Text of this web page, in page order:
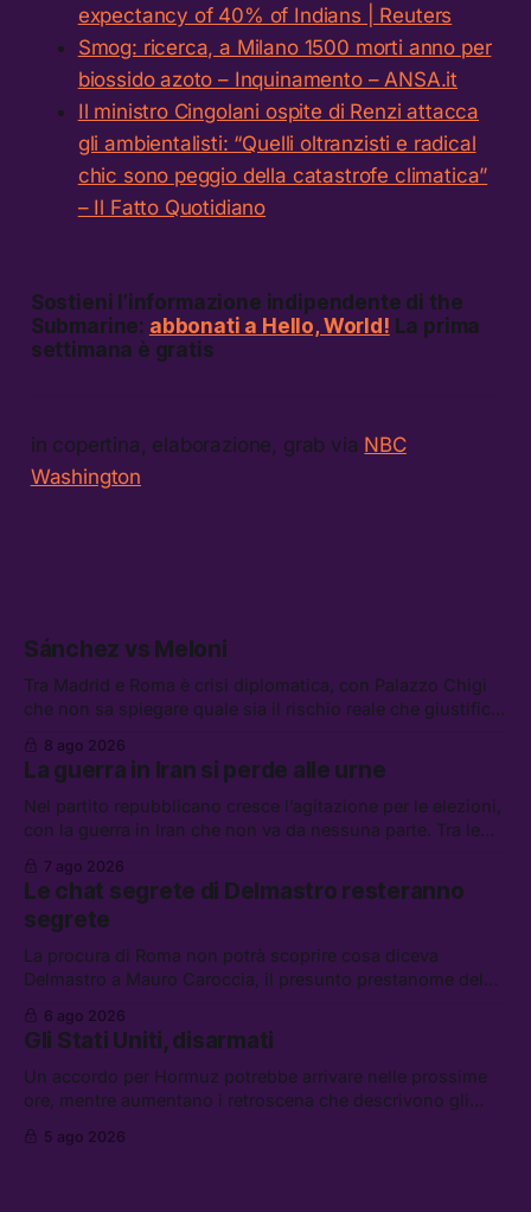
expectancy of 40% of Indians | Reuters
Smog: ricerca, a Milano 1500 morti anno per
biossido azoto – Inquinamento – ANSA.it
Il ministro Cingolani ospite di Renzi attacca
gli ambientalisti: “Quelli oltranzisti e radical
chic sono peggio della catastrofe climatica”
– Il Fatto Quotidiano
Sostieni l’informazione indipendente di the
Submarine: abbonati a Hello, World! La prima
settimana è gratis
in copertina, elaborazione, grab via NBC
Washington
Sánchez vs Meloni
Tra Madrid e Roma è crisi diplomatica, con Palazzo Chigi
che non sa spiegare quale sia il rischio reale che giustifica
di difesa tra Arabia Saudita, Pakistan e Turchia, la crisi del
carburante irregolare, e un altro caso di IA ribelle
8 ago 2026
La guerra in Iran si perde alle urne
Nel partito repubblicano cresce l’agitazione per le elezioni,
con la guerra in Iran che non va da nessuna parte. Tra le
lavoro, Schlein prova a mettere in sicurezza la coalizione, e
che cos’è lo “Spiralismo,” la religione degli agenti IA
7 ago 2026
Le chat segrete di Delmastro resteranno
segrete
La procura di Roma non potrà scoprire cosa diceva
Delmastro a Mauro Caroccia, il presunto prestanome del
attacchi in Libano, il governo chiederà 36 miliardi di
flessibilità in armi e energia, e Grokipedia è già stata
abbandonata
6 ago 2026
Gli Stati Uniti, disarmati
Un accordo per Hormuz potrebbe arrivare nelle prossime
ore, mentre aumentano i retroscena che descrivono gli
chi aspetta i dispersi di Ceuta, il boom dei carburanti
5 ago 2026